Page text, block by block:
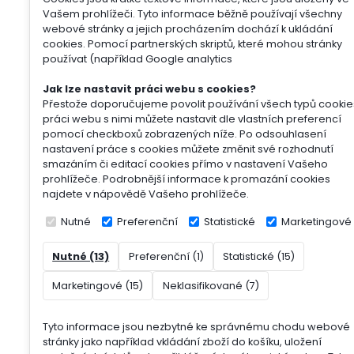
Vašem prohlížeči. Tyto informace běžně používají všechny
webové stránky a jejich procházením dochází k ukládání
cookies. Pomocí partnerských skriptů, které mohou stránky
používat (například Google analytics
Jak lze nastavit práci webu s cookies?
Přestože doporučujeme povolit používání všech typů
práci webu s nimi můžete nastavit dle vlastních preferencí
pomocí checkboxů zobrazených níže. Po odsouhlasení
nastavení práce s cookies můžete změnit své rozhodnutí
smazáním či editací cookies přímo v nastavení Vašeho
prohlížeče. Podrobnější informace k promazání cookies
najdete v nápovědě Vašeho prohlížeče.
Nutné Preferenční Statistické Marketingové
Nutné (13) Preferenční (1) Statistické (15)
Marketingové (15) Neklasifikované (7)
Tyto informace jsou nezbytné ke správnému chodu webové
stránky jako například vkládání zboží do košíku, uložení